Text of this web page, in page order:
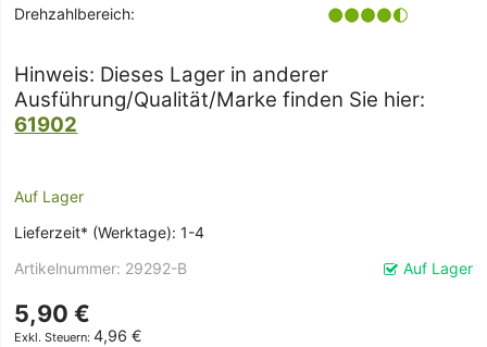
Drehzahlbereich:
Hinweis: Dieses Lager in anderer
Ausführung/Qualität/Marke finden Sie hier:
61902
Auf Lager
Lieferzeit* (Werktage): 1-4
Auf Lager
Artikelnummer 29292-B
5,90 €
4,96 €